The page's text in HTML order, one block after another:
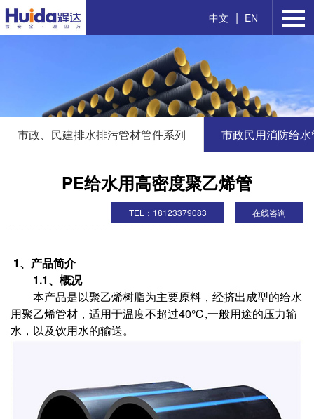
中文 | EN
市政、民建排水排污管材管件系列 市政民用消防给
PE给水用高密度聚乙烯管
在线咨询
TEL：18123379083
1、产品简介
1.1、概况
本产品是以聚乙烯树脂为主要原料，经挤出成型的给水
用聚乙烯管材，适用于温度不超过40℃,一般用途的压力输
水，以及饮用水的输送。